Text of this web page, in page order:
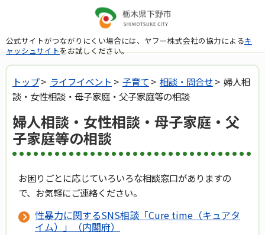
公式サイトがつながりにくい場合には、ヤフー株式会社の協力によるキ
ャッシュサイトをお試しください。
トップ> ライフイベント > 子育て > 相談・問合せ> 婦人相
談・女性相談・母子家庭・父子家庭等の相談
婦人相談・女性相談・母子家庭・父
子家庭等の相談
お困りごとに応じていろいろな相談窓口がありますの
で、お気軽にご連絡ください。
性暴力に関するSNS相談「Cure time（キュアタ
イム）」（内閣府）